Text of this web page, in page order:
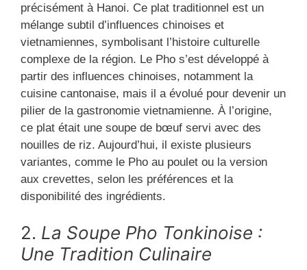
précisément à Hanoi. Ce plat traditionnel est un
mélange subtil d’influences chinoises et
vietnamiennes, symbolisant l’histoire culturelle
complexe de la région. Le Pho s’est développé à
partir des influences chinoises, notamment la
cuisine cantonaise, mais il a évolué pour devenir un
pilier de la gastronomie vietnamienne. À l’origine,
ce plat était une soupe de bœuf servi avec des
nouilles de riz. Aujourd’hui, il existe plusieurs
variantes, comme le Pho au poulet ou la version
aux crevettes, selon les préférences et la
disponibilité des ingrédients.
2. La Soupe Pho Tonkinoise :
Une Tradition Culinaire